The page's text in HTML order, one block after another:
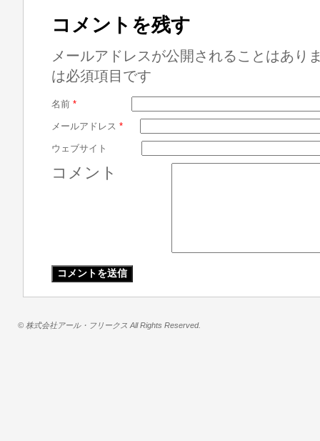
コメントを残す
メールアドレスが公開されることはあり
は必須項目です
名前 *
メールアドレス *
ウェブサイト
コメント
© 株式会社アール・フリークス All Rights Reserved.